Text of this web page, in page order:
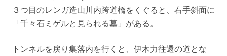
３つ目のレンガ造山川内跨道橋をくぐると、右手斜面に
「千々石ミゲルと見られる墓」がある。
トンネルを戻り集落内を行くと、伊木力往還の道とな